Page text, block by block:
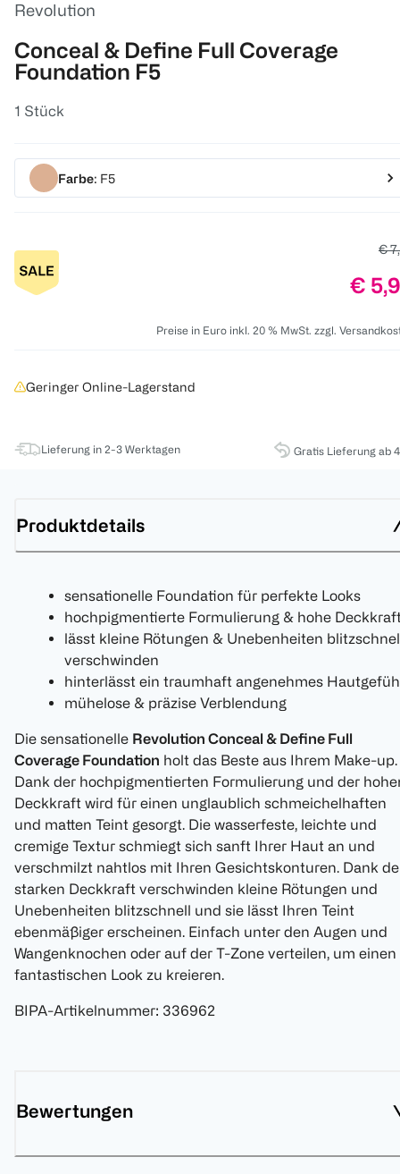
Revolution
Conceal & Define Full Coverage
Foundation F5
1 Stück
Farbe: F5
€
€
Preise in Euro inkl. 20 % MwSt. zzgl.
Geringer Online-Lagerstand
Lieferung in 2-3 Werktagen Gratis Lieferung ab
Produktdetails
sensationelle Foundation für perfekte Looks
hochpigmentierte Formulierung & hohe
lässt kleine Rötungen & Unebenheiten
verschwinden
hinterlässt ein traumhaft angenehmes
mühelose & präzise Verblendung
Die sensationelle Revolution Conceal & Define Full
Coverage Foundation holt das Beste aus Ihrem Make-up.
Dank der hochpigmentierten Formulierung und der
Deckkraft wird für einen unglaublich schmeichelhaften
und matten Teint gesorgt. Die wasserfeste, leichte und
cremige Textur schmiegt sich sanft Ihrer Haut an und
verschmilzt nahtlos mit Ihren Gesichtskonturen. Dank
starken Deckkraft verschwinden kleine Rötungen und
Unebenheiten blitzschnell und sie lässt Ihren Teint
ebenmäßiger erscheinen. Einfach unter den Augen und
Wangenknochen oder auf der T-Zone verteilen, um einen
fantastischen Look zu kreieren.
BIPA-Artikelnummer: 336962
Bewertungen